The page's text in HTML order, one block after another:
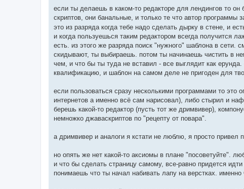
если ты делаешь в каком-то редакторе для лендингов то
скриптов, они банальные, и только те что автор программы
это из разряда когда тебе надо сделать дырку в стене, и
и когда пользуешься таким редактором всегда получится
есть. из этого же разряда поиск "нужного" шаблона в сети.
скидывают, ты выбираешь. потом ты начинаешь чистить в
чем, и что бы ты туда не вставил - все выглядит как
квалификацию, и шаблон на самом деле не пригоден для
если пользоваться сразу несколькими программами то это
интернетов а именно всё сам нарисовал), либо стырил и
берешь какой-то редактор (пусть тот же дримвивер),
немножко джаваскриптов по "рецепту от повара".
а дримвивер и аналоги я кстати не люблю, я просто привел
но опять же нет какой-то аксиомы в плане "посоветуйте".
и что бы сделать страницу самому, все-равно придется
понимаешь что ты начал набивать лапу на верстках. именно